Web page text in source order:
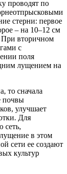
проводят по
стерни: первое
– на 10–12 см
При вторичном
с
поля
лущением на
то сначала
почвы
улучшает
Для
сеть,
в этом
сети ее создают
культур